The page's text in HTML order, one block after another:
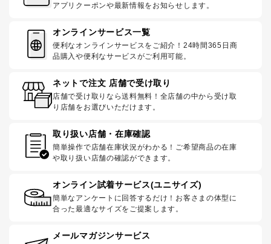
アプリクーポンや最新情報をお知らせします。
オンラインサービス一覧
便利なオンラインサービスをご紹介！24時間365日商
品購入や便利なサービスがご利用可能。
ネットで注文 店舗で受け取り
店舗で受け取りなら送料無料！全店舗の中から受け取
り店舗をお選びいただけます。
取り扱い店舗・在庫確認
簡単操作で店舗在庫状況がわかる！ご希望商品の在庫
や取り扱い店舗の確認ができます。
オンライン試着サービス(ユニサイズ)
簡単なアンケートに回答するだけ！お客さまの体型に
合った最適なサイズをご提案します。
メールマガジンサービス